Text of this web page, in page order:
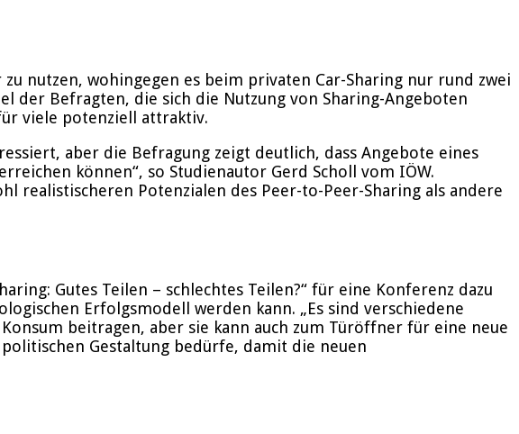
nutzen, wohingegen es beim privaten Car-Sharing nur rund zwei
Befragten, die sich die Nutzung von Sharing-Angeboten
viele potenziell attraktiv.
aber die Befragung zeigt deutlich, dass Angebote eines
können“, so Studienautor Gerd Scholl vom IÖW.
realistischeren Potenzialen des Peer-to-Peer-Sharing als andere
Gutes Teilen – schlechtes Teilen?“ für eine Konferenz dazu
Erfolgsmodell werden kann. „Es sind verschiedene
beitragen, aber sie kann auch zum Türöffner für eine neue
Gestaltung bedürfe, damit die neuen